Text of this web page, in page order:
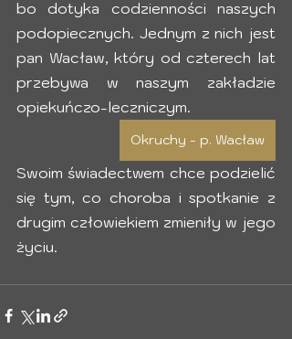
bo dotyka codzienności naszych
podopiecznych. Jednym z nich jest
pan Wacław, który od czterech lat
przebywa w naszym zakładzie
opiekuńczo-leczniczym.
Okruchy - p. Wacław
Swoim świadectwem chce podzielić
się tym, co choroba i spotkanie z
drugim człowiekiem zmieniły w jego
życiu.